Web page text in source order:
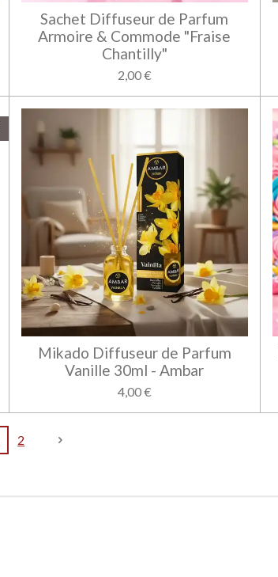
Sachet Diffuseur de Parfum
Armoire & Commode "Fraise
Chantilly"
2,00 €
Mikado Diffuseur de Parfum
Vanille 30ml - Ambar
4,00 €
2